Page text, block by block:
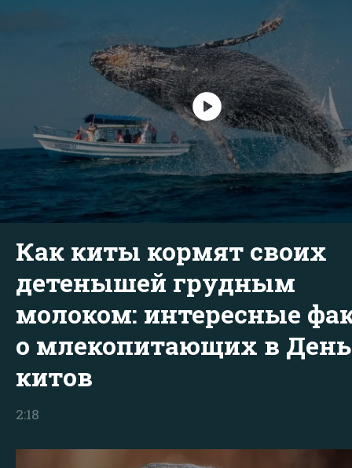
Как киты кормят своих
детенышей грудным
молоком: интересные
о млекопитающих в День
китов
2:18